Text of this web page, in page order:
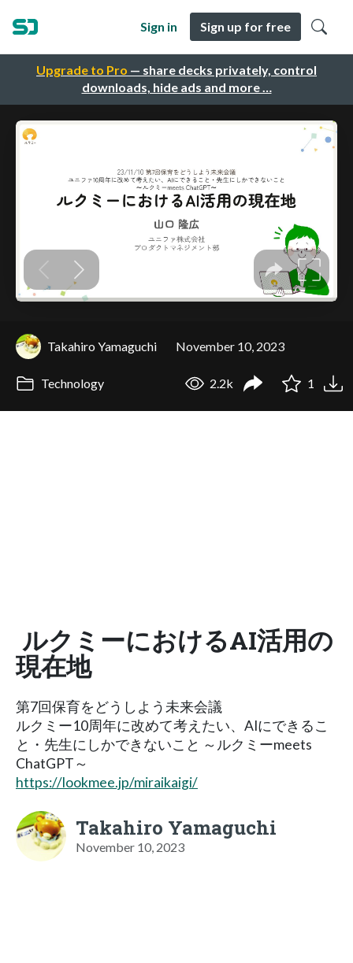
Upgrade to Pro — share decks privately, control
downloads, hide ads and more …
Sign in Sign up for free
Takahiro Yamaguchi November 10, 2023
Technology 2.2k 1
ルクミーにおけるAI活用の
現在地
第7回保育をどうしよう未来会議
ルクミー10周年に改めて考えたい、AIにできるこ
と・先生にしかできないこと ～ルクミーmeets
ChatGPT～
https://lookmee.jp/miraikaigi/
Takahiro Yamaguchi
November 10, 2023